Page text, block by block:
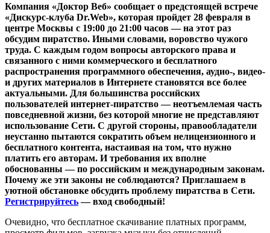
Компания «Доктор Веб» сообщает о предстоящей встрече
«Дискурс-клуба Dr.Web», которая пройдет 28 февраля в
центре Москвы с 19:00 до 21:00 часов — на этот раз
обсудим пиратство. Иными словами, воровство чужого
труда. С каждым годом вопросы авторского права и
связанного с ними коммерческого и бесплатного
распространения программного обеспечения, аудио-, видео-
и других материалов в Интернете становятся все более
актуальными. Для большинства российских
пользователей интернет-пиратство — неотъемлемая часть
повседневной жизни, без которой многие не представляют
использование Сети. С другой стороны, правообладатели
неустанно пытаются сократить объем нелицензионного и
бесплатного контента, настаивая на том, что нужно
платить его авторам. И требования их вполне
обоснованны — по российским и международным законам.
Почему же эти законы не соблюдаются? Приглашаем в
уютной обстановке обсудить проблему пиратства в Сети.
Регистрируйтесь— вход свободный!
Очевидно, что бесплатное скачивание платных программ,